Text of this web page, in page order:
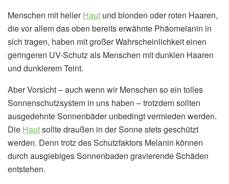
Menschen mit hellerHaut und blonden oder roten Haaren,
die vor allem das oben bereits erwähnte Phäomelanin in
sich tragen, haben mit großer Wahrscheinlichkeit einen
geringeren UV-Schutz als Menschen mit dunklen Haaren
und dunklerem Teint.
Aber Vorsicht – auch wenn wir Menschen so ein tolles
Sonnenschutzsystem in uns haben – trotzdem sollten
ausgedehnte Sonnenbäder unbedingt vermieden werden.
Die Hautsollte draußen in der Sonne stets geschützt
werden. Denn trotz des Schutzfaktors Melanin können
durch ausgiebiges Sonnenbaden gravierende Schäden
entstehen.